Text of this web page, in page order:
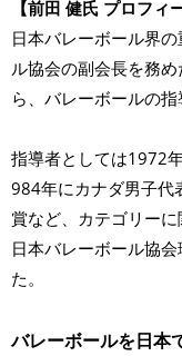
【前田 健氏 プロフィ
日本バレーボール界
ル協会の副会長を務
ら、バレーボールの指
指導者としては1972
984年にカナダ男子代
賞など、カテゴリーに
日本バレーボール協
た。
バレーボールを日本